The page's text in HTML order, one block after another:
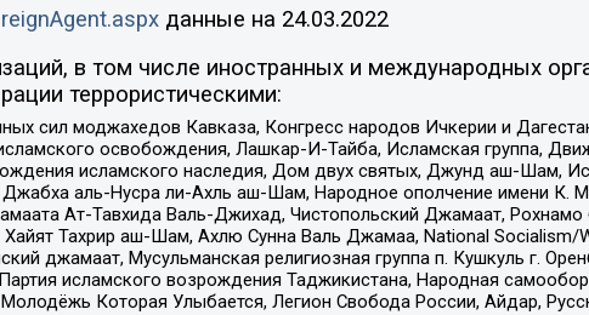
данные на 24.03.2022
в том числе иностранных и международных
террористическими:
сил моджахедов Кавказа, Конгресс народов Ичкерии и
освобождения, Лашкар-И-Тайба, Исламская группа,
исламского наследия, Дом двух святых, Джунд аш-Шам,
аль-Нусра ли-Ахль аш-Шам, Народное ополчение имени К.
Ат-Тавхида Валь-Джихад, Чистопольский Джамаат, Рохнамо
Тахрир аш-Шам, Ахлю Сунна Валь Джамаа, National Socialism/
джамаат, Мусульманская религиозная группа п. Кушкуль г.
исламского возрождения Таджикистана, Народная
Которая Улыбается, Легион Свобода России, Айдар,